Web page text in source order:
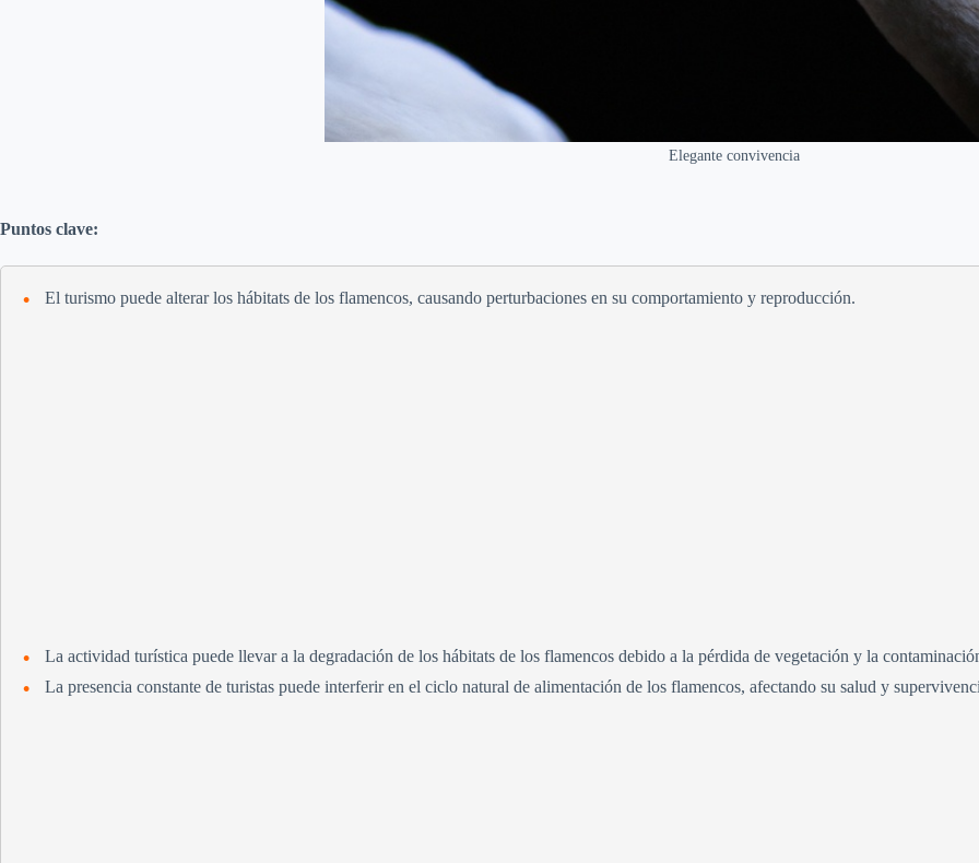
Elegante convivencia
Puntos clave:
El turismo puede alterar los hábitats de los flamencos, causando perturbaciones en su comportamiento y reproducción.
La actividad turística puede llevar a la degradación de los hábitats de los flamencos debido a la pérdida de vegetación y la
La presencia constante de turistas puede interferir en el ciclo natural de alimentación de los flamencos, afectando su salud y